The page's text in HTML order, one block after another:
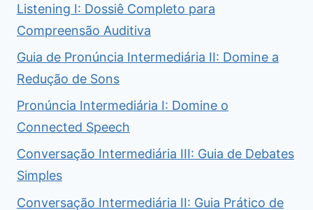
Listening I: Dossiê Completo para
Compreensão Auditiva
Guia de Pronúncia Intermediária II: Domine a
Redução de Sons
Pronúncia Intermediária I: Domine o
Connected Speech
Conversação Intermediária III: Guia de Debates
Simples
Conversação Intermediária II: Guia Prático de